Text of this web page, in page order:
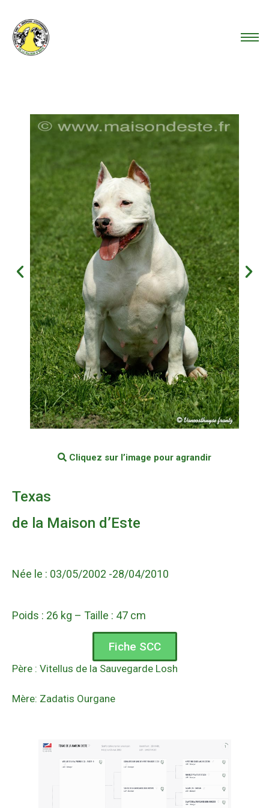
Texas
de la Maison d’Este
Née le : 03/05/2002 -28/04/2010
Poids : 26 kg – Taille : 47 cm
Fiche SCC
Père : Vitellus de la Sauvegarde Losh
Mère: Zadatis Ourgane
Cliquez sur l’image pour agrandir